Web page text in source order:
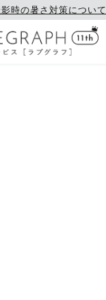
影時の暑さ対策について